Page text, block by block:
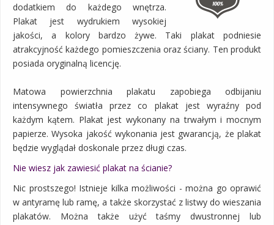
dodatkiem do każdego wnętrza.
Plakat jest wydrukiem wysokiej
jakości, a kolory bardzo żywe. Taki plakat podniesie
atrakcyjność każdego pomieszczenia oraz ściany. Ten produkt
posiada oryginalną licencję.
Matowa powierzchnia plakatu zapobiega odbijaniu
intensywnego światła przez co plakat jest wyraźny pod
każdym kątem. Plakat jest wykonany na trwałym i mocnym
papierze. Wysoka jakość wykonania jest gwarancją, że plakat
będzie wyglądał doskonale przez długi czas.
Nie wiesz jak zawiesić plakat na ścianie?
Nic prostszego! Istnieje kilka możliwości - można go oprawić
w antyramę lub ramę, a także skorzystać z listwy do wieszania
plakatów. Można także użyć taśmy dwustronnej lub